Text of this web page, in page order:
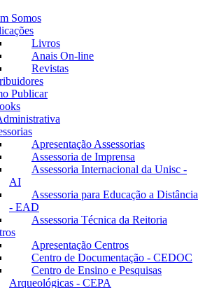
Somos
Livros
Anais On-line
Revistas
Publicar
Apresentação Assessorias
Assessoria de Imprensa
Assessoria Internacional da Unisc -
AI
Assessoria para Educação a Distância
- EAD
Assessoria Técnica da Reitoria
Apresentação Centros
Centro de Documentação - CEDOC
Centro de Ensino e Pesquisas
Arqueológicas - CEPA